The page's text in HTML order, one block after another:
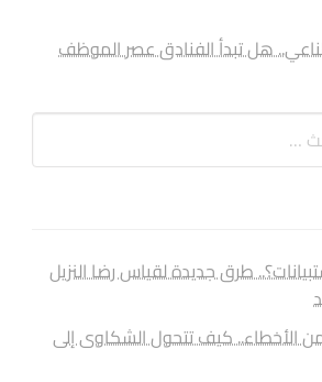
هل تبدأ الفنادق عصر الموظف
طرق جديدة لقياس رضا النزيل
من الأخطاء.. كيف تتحول الشكاوى إلى